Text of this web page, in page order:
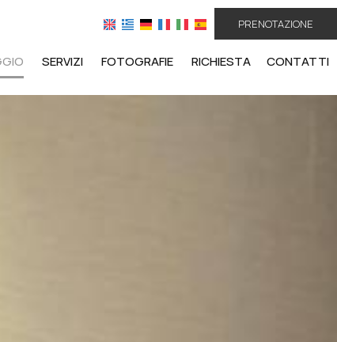
PRENOTAZIONE
SERVIZI FOTOGRAFIE RICHIESTA CONTATTI